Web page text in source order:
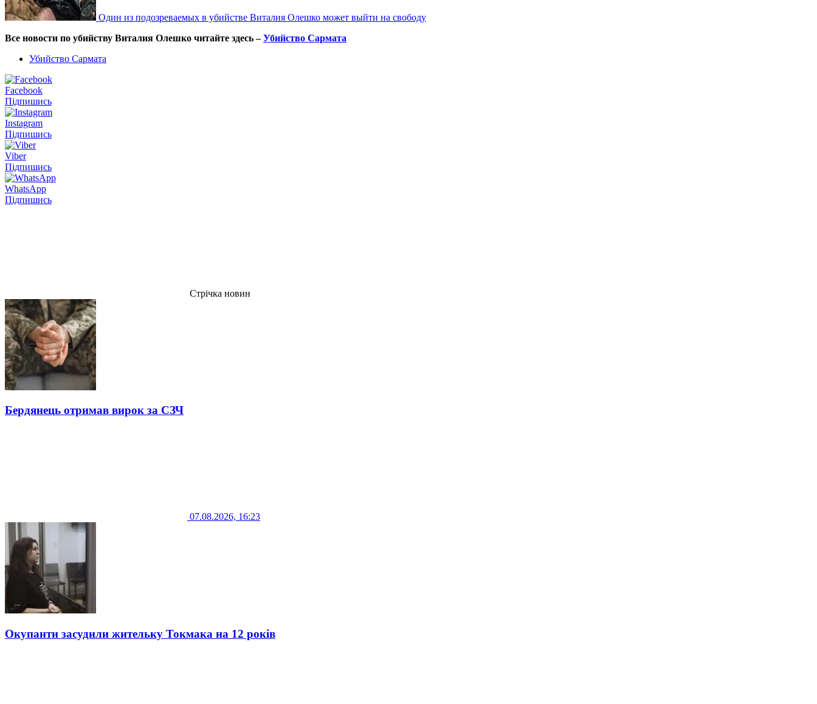
Один из подозреваемых в убийстве Виталия Олешко может выйти на свободу
Все новости по убийству Виталия Олешко читайте здесь –Убийство Сармата
Убийство Сармата
Facebook
Підпишись
Instagram
Підпишись
Viber
Підпишись
WhatsApp
Підпишись
Стрічка новин
Бердянець отримав вирок за СЗЧ
07.08.2026, 16:23
Окупанти засудили жительку Токмака на 12 років